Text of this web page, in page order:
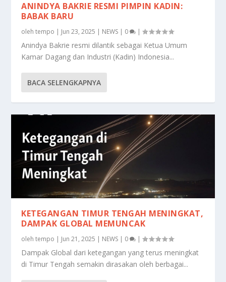
ANINDYA BAKRIE RESMI PIMPIN KADIN:
BABAK BARU
olehtempo | Jun 23, 2025 | NEWS | 0 |
Anindya Bakrie resmi dilantik sebagai Ketua Umum
Kamar Dagang dan Industri (Kadin) Indonesia...
BACA SELENGKAPNYA
KETEGANGAN TIMUR TENGAH MENINGKAT,
DAMPAK GLOBAL MEMUNCAK
olehtempo | Jun 21, 2025 | NEWS | 0 |
Dampak Global dari ketegangan yang terus meningkat
di Timur Tengah semakin dirasakan oleh berbagai...